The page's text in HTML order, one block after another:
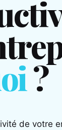
?
de votre